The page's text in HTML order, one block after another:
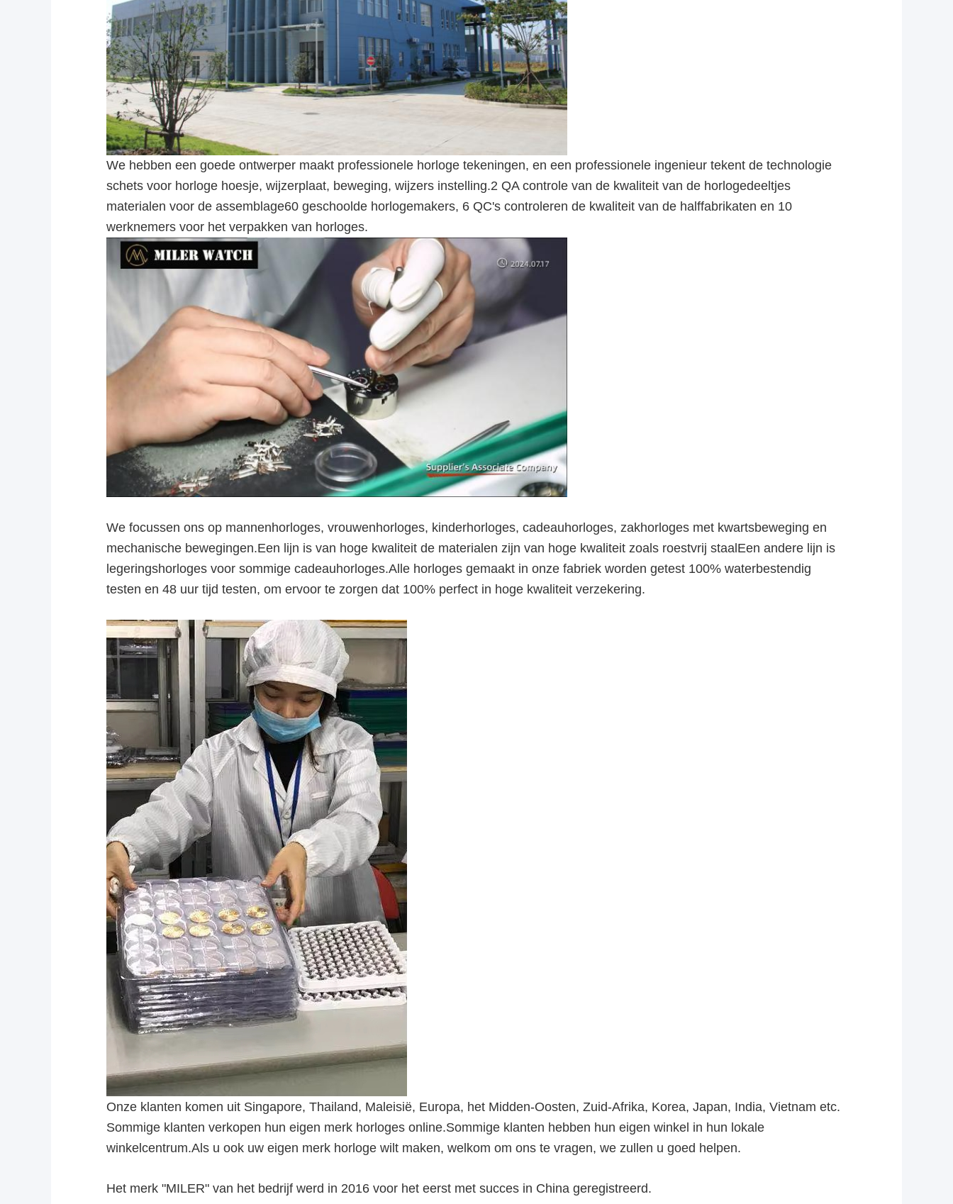
We hebben een goede ontwerper maakt professionele horloge tekeningen, en een professionele ingenieur tekent de technologie
schets voor horloge hoesje, wijzerplaat, beweging, wijzers instelling.2 QA controle van de kwaliteit van de horlogedeeltjes
materialen voor de assemblage60 geschoolde horlogemakers, 6 QC's controleren de kwaliteit van de halffabrikaten en 10
werknemers voor het verpakken van horloges.
We focussen ons op mannenhorloges, vrouwenhorloges, kinderhorloges, cadeauhorloges, zakhorloges met kwartsbeweging en
mechanische bewegingen.Een lijn is van hoge kwaliteit de materialen zijn van hoge kwaliteit zoals roestvrij staalEen andere lijn is
legeringshorloges voor sommige cadeauhorloges.Alle horloges gemaakt in onze fabriek worden getest 100% waterbestendig
testen en 48 uur tijd testen, om ervoor te zorgen dat 100% perfect in hoge kwaliteit verzekering.
Onze klanten komen uit Singapore, Thailand, Maleisië, Europa, het Midden-Oosten, Zuid-Afrika, Korea, Japan, India, Vietnam etc.
Sommige klanten verkopen hun eigen merk horloges online.Sommige klanten hebben hun eigen winkel in hun lokale
winkelcentrum.Als u ook uw eigen merk horloge wilt maken, welkom om ons te vragen, we zullen u goed helpen.
Het merk "MILER" van het bedrijf werd in 2016 voor het eerst met succes in China geregistreerd.